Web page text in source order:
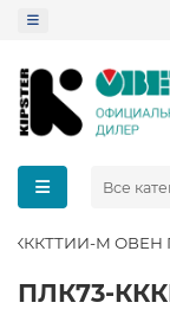
Все
М ОВЕН
ПЛК73-